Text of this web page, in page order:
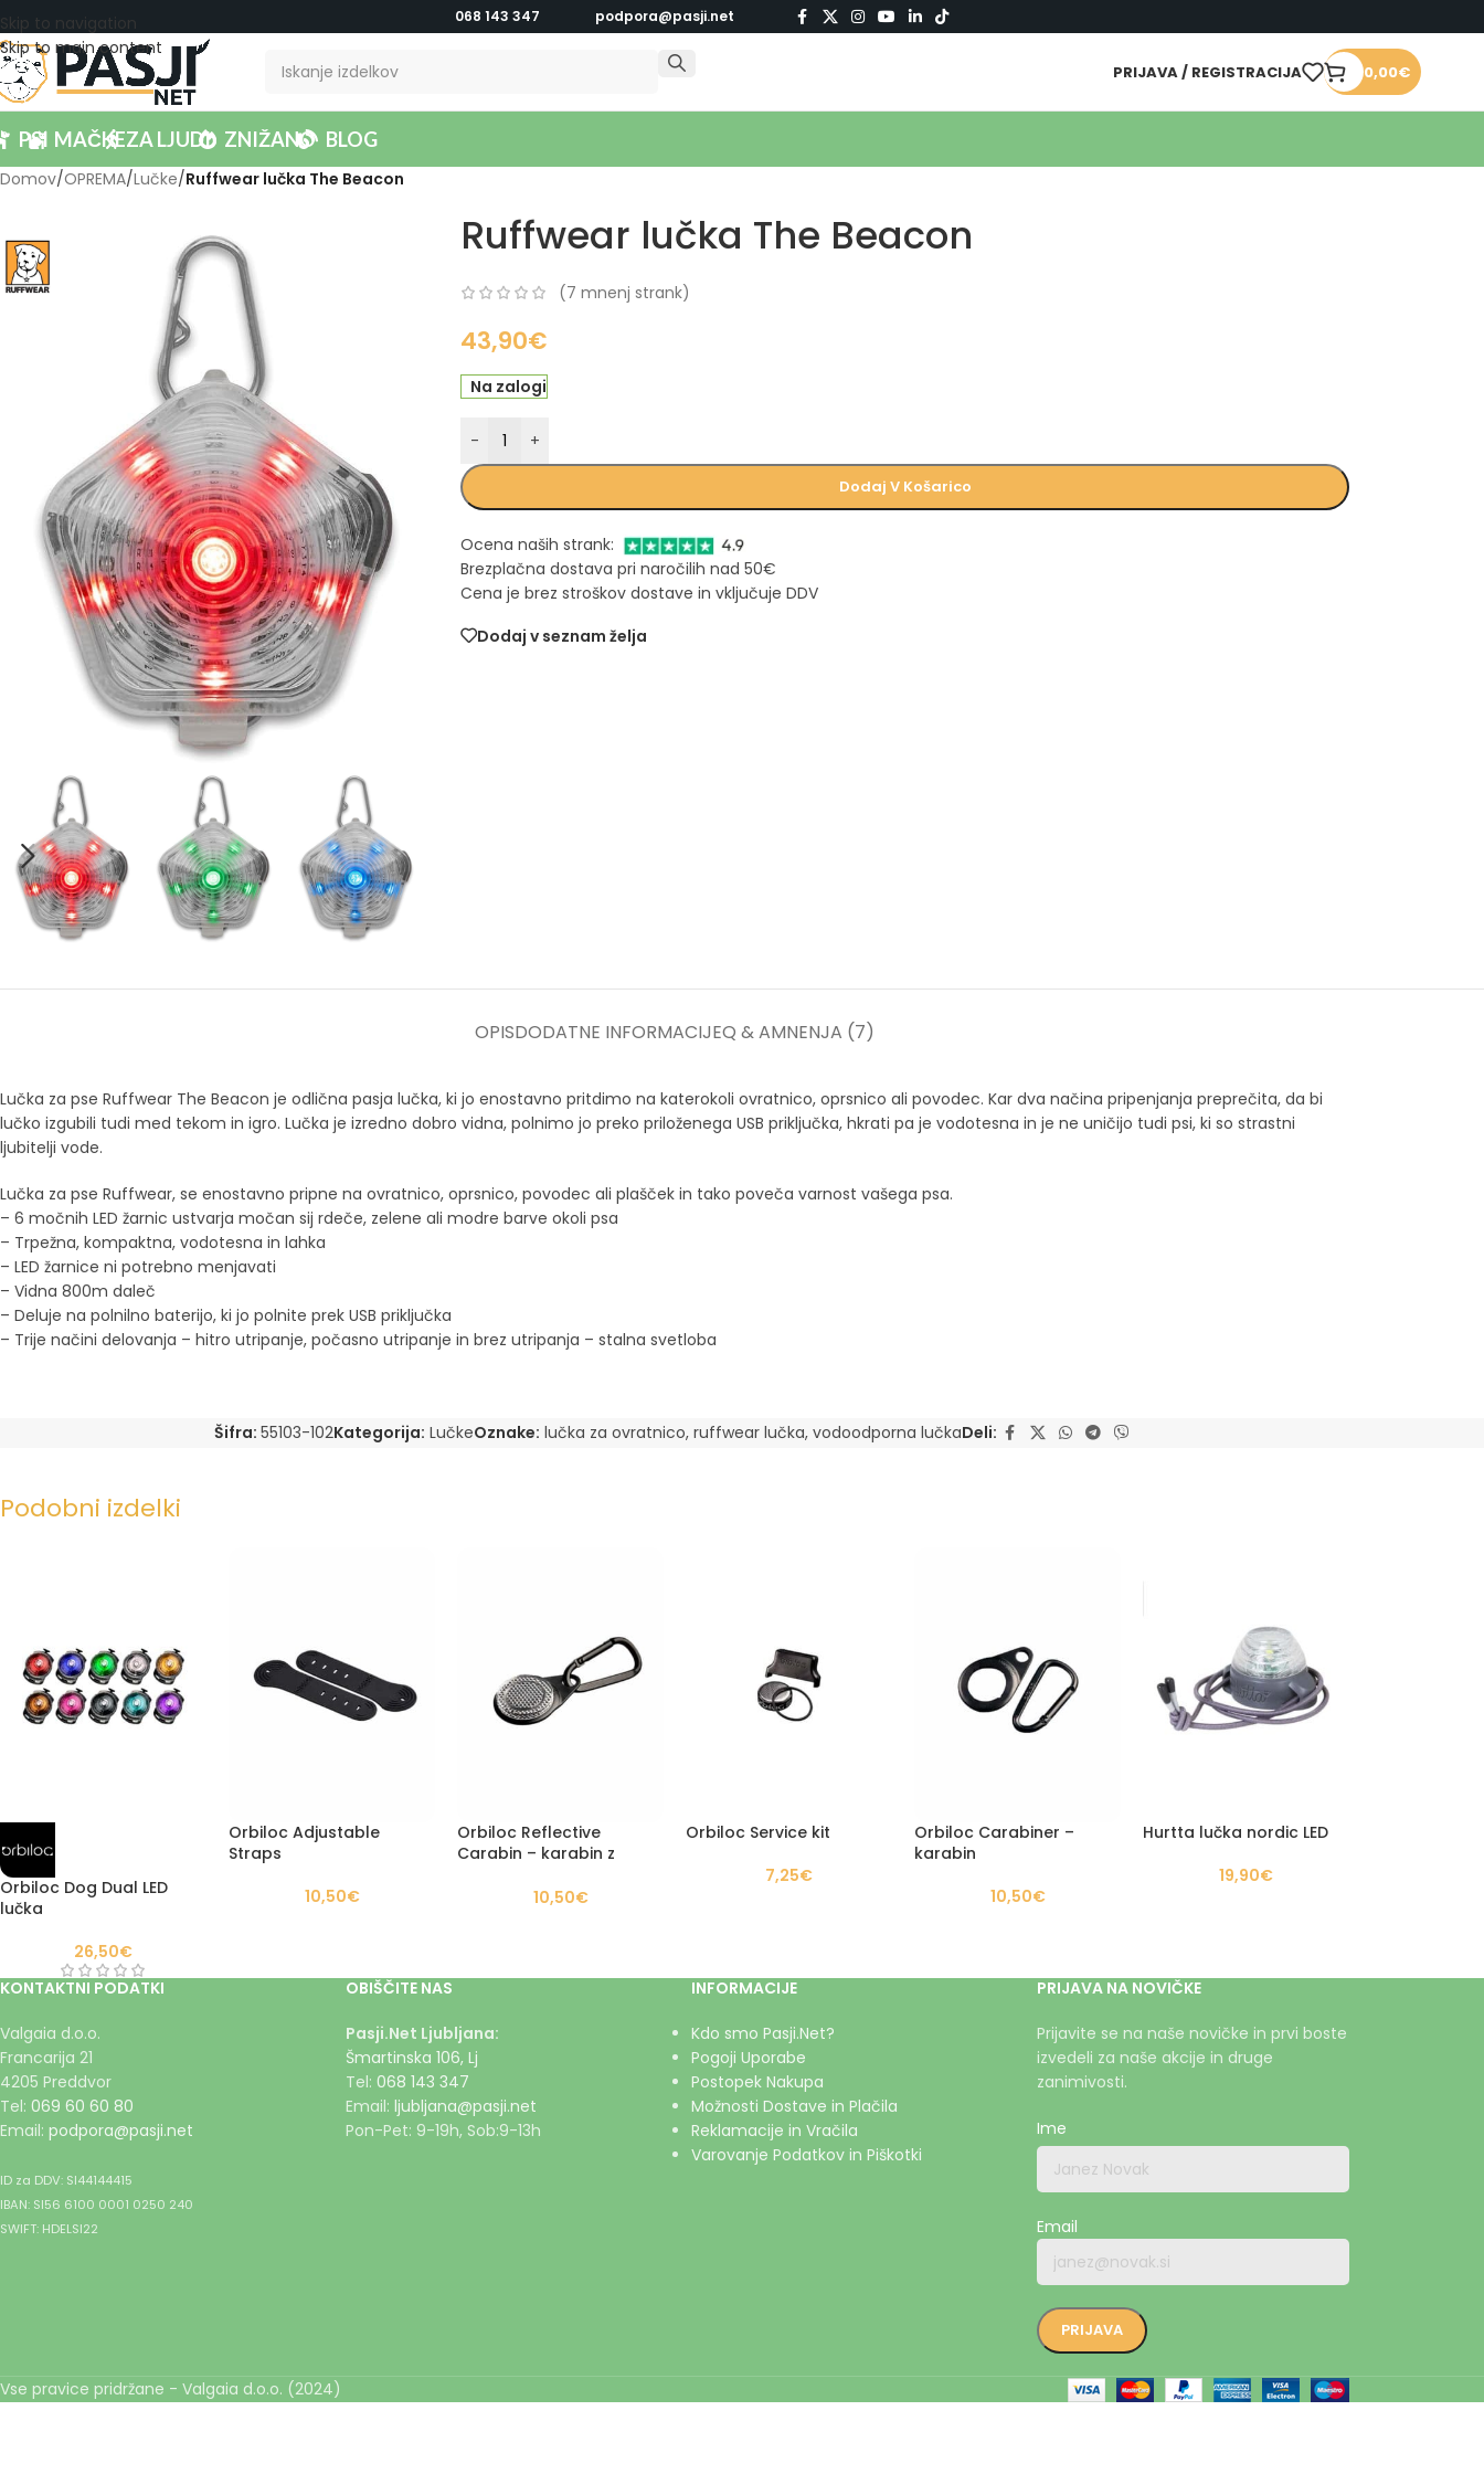
Skip to navigation
Skip to main content
068 143 347 podpora@pasji.net
PRIJAVA / REGISTRACIJA 0,00€
PSI MAČKEZA LJUDI ZNIŽANO BLOG
Domov/OPREMA/Lučke/Ruffwear lučka The Beacon
Ruffwear lučka The Beacon
(7 mnenj strank)
43,90€
Na zalogi
- +
Dodaj V Košarico
Ocena naših strank:
Brezplačna dostava pri naročilih nad 50€
Cena je brez stroškov dostave in vključuje DDV
Dodaj v seznam želja
OPISDODATNE INFORMACIJEQ & AMNENJA (7)
Lučka za pse Ruffwear The Beacon je odlična pasja lučka, ki jo enostavno pritdimo na katerokoli ovratnico, oprsnico ali povodec. Kar dva načina pripenjanja preprečita, da bi
lučko izgubili tudi med tekom in igro. Lučka je izredno dobro vidna, polnimo jo preko priloženega USB priključka, hkrati pa je vodotesna in je ne uničijo tudi psi, ki so strastni
ljubitelji vode.
Lučka za pse Ruffwear, se enostavno pripne na ovratnico, oprsnico, povodec ali plašček in tako poveča varnost vašega psa.
– 6 močnih LED žarnic ustvarja močan sij rdeče, zelene ali modre barve okoli psa
– Trpežna, kompaktna, vodotesna in lahka
– LED žarnice ni potrebno menjavati
– Vidna 800m daleč
– Deluje na polnilno baterijo, ki jo polnite prek USB priključka
– Trije načini delovanja – hitro utripanje, počasno utripanje in brez utripanja – stalna svetloba
Šifra: 55103-102Kategorija: LučkeOznake: lučka za ovratnico, ruffwear lučka, vodoodporna lučkaDeli:
Podobni izdelki
Orbiloc Dog Dual LED
lučka
26,50€
Orbiloc Adjustable
Straps
10,50€
Orbiloc Reflective
Carabin – karabin z
10,50€
Orbiloc Service kit
7,25€
Orbiloc Carabiner –
karabin
10,50€
Hurtta lučka nordic LED
19,90€
KONTAKTNI PODATKI
Valgaia d.o.o.
Francarija 21
4205 Preddvor
Tel: 069 60 60 80
Email: podpora@pasji.net
ID za DDV: SI44144415
IBAN: SI56 6100 0001 0250 240
SWIFT: HDELSI22
OBIŠČITE NAS
Pasji.Net Ljubljana:
Šmartinska 106, Lj
Tel: 068 143 347
Email: ljubljana@pasji.net
Pon-Pet: 9-19h, Sob:9-13h
INFORMACIJE
Kdo smo Pasji.Net?
Pogoji Uporabe
Postopek Nakupa
Možnosti Dostave in Plačila
Reklamacije in Vračila
Varovanje Podatkov in Piškotki
PRIJAVA NA NOVIČKE
Prijavite se na naše novičke in prvi boste
izvedeli za naše akcije in druge
zanimivosti.
Ime
Email
Vse pravice pridržane - Valgaia d.o.o. (2024)